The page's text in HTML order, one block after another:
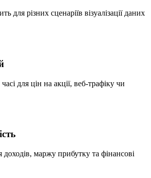
для різних сценаріїв візуалізації даних
для цін на акції, веб-трафіку чи
доходів, маржу прибутку та фінансові